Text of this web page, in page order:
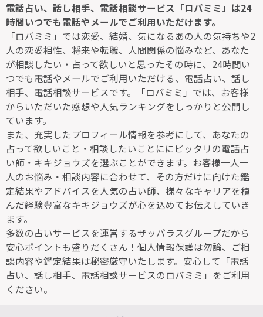
電話占い、話し相手、電話相談サービス「ロバミミ」は24
時間いつでも電話やメールでご利用いただけます。
「ロバミミ」では恋愛、結婚、気になるあの人の気持ちや2
人の恋愛相性、将来や転職、人間関係の悩みなど、あなた
が相談したい・占って欲しいと思ったその時に、24時間い
つでも電話やメールでご利用いただける、電話占い、話し
相手、電話相談サービスです。「ロバミミ」では、お客様
からいただいた感想や人気ランキングをしっかりと公開し
ています。
また、充実したプロフィール情報を参考にして、あなたの
占って欲しいこと・相談したいことににピッタリの電話占
い師・キキジョウズを選ぶことができます。お客様一人一
人のお悩み・相談内容に合わせて、その方だけに向けた鑑
定結果やアドバイスを人気の占い師、様々なキャリアを積
んだ経験豊富なキキジョウズが心を込めてお伝えしていき
ます。
多数の占いサービスを運営するザッパラスグループだから
安心ポイントも盛りだくさん！個人情報保護は勿論、ご相
談内容や鑑定結果は秘密厳守いたします。安心して「電話
占い、話し相手、電話相談サービスのロバミミ」をご利用
ください。